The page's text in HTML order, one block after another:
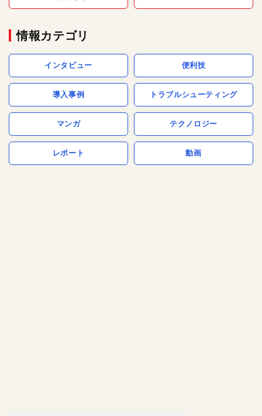
情報カテゴリ
インタビュー 便利技
導入事例 トラブルシューティング
マンガ テクノロジー
レポート 動画